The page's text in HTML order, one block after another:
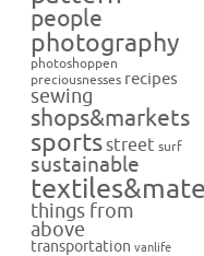
people
photography
photoshoppen
preciousnesses recipes
sewing
shops&markets
sportsstreet surf
sustainable
things from
above
transportation vanlife